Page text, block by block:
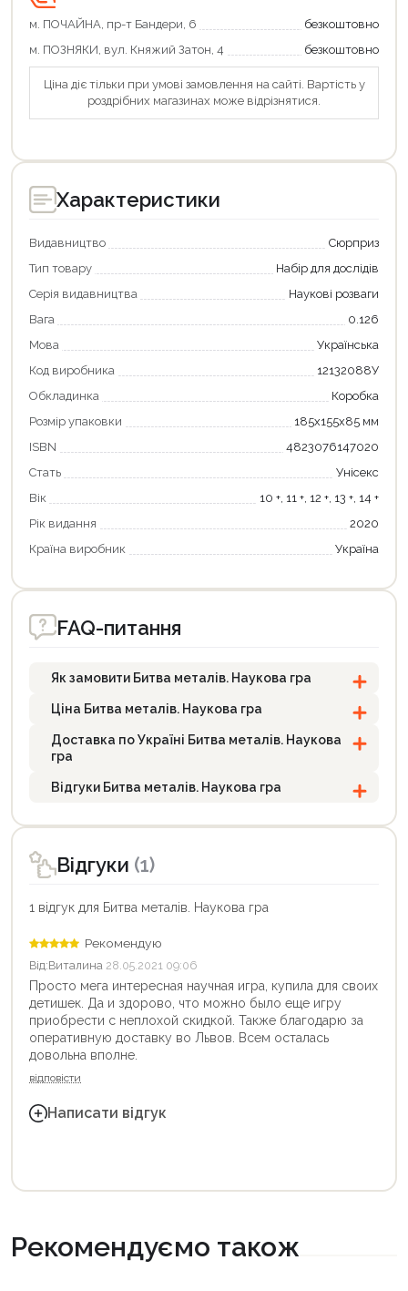
м. ПОЧАЙНА, пр-т Бандери, 6
безкоштовно
м. ПОЗНЯКИ, вул. Княжий Затон, 4
безкоштовно
Ціна діє тільки при умові замовлення на сайті. Вартість у
роздрібних магазинах може відрізнятися.
Характеристики
Видавництво
Сюрприз
Тип товару
Набір для дослідів
Серія видавництва
Наукові розваги
Вага
0.126
Мова
Українська
Код виробника
12132088У
Обкладинка
Коробка
Розмір упаковки
185х155х85 мм
ISBN
4823076147020
Стать
Унісекс
Вік
10 +, 11 +, 12 +, 13 +, 14 +
Рік видання
2020
Країна виробник
Україна
FAQ-питання
Як замовити Битва металів. Наукова гра
Ціна Битва металів. Наукова гра
Доставка по Україні Битва металів. Наукова
гра
Відгуки Битва металів. Наукова гра
Відгуки (1)
1 відгук для Битва металів. Наукова гра
Рекомендую
Від:Виталина 28.05.2021 09:06
Просто мега интересная научная игра, купила для своих
детишек. Да и здорово, что можно было еще игру
приобрести с неплохой скидкой. Также благодарю за
оперативную доставку во Львов. Всем осталась
довольна вполне.
відповісти
Написати відгук
Рекомендуємо також
Оформити замовлення